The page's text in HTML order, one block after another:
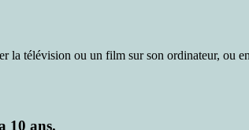
la télévision ou un film sur son ordinateur, ou
10 ans.